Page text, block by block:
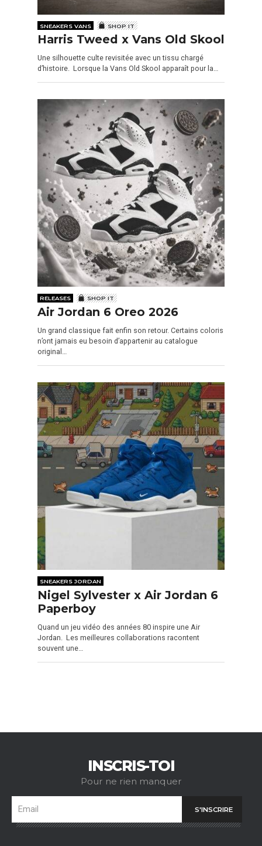
SNEAKERS VANS SHOP IT
Harris Tweed x Vans Old Skool
Une silhouette culte revisitée avec un tissu chargé
d’histoire. Lorsque la Vans Old Skool apparaît pour la…
RELEASES SHOP IT
Air Jordan 6 Oreo 2026
Un grand classique fait enfin son retour. Certains coloris
n’ont jamais eu besoin d’appartenir au catalogue
original…
SNEAKERS JORDAN
Nigel Sylvester x Air Jordan 6
Paperboy
Quand un jeu vidéo des années 80 inspire une Air
Jordan. Les meilleures collaborations racontent
souvent une…
INSCRIS-TOI
Pour ne rien manquer